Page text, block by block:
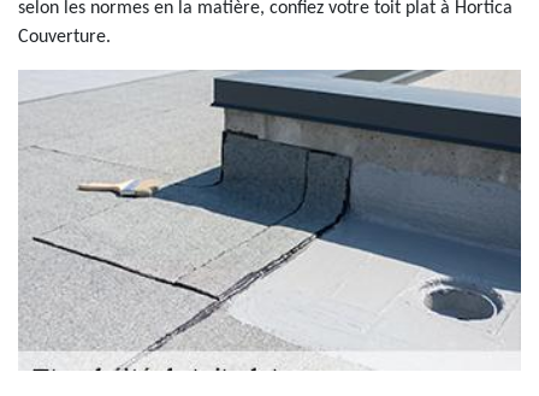
selon les normes en la matière, confiez votre toit plat à Hortica
Couverture.